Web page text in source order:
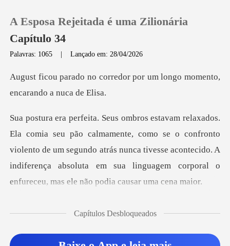
0
Histórico
Sair
A Esposa Rejeitada é uma Zilionária
Capítulo 34
Palavras: 1065 |Lançado em: 28/04/2026
redor por um longo momento
omo se o confronto
violento de um segundo atrás nunca tivesse acontecido. A
indiferença
Capítulos Desbloqueados